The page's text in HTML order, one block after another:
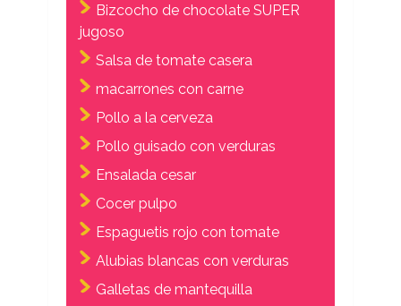
Bizcocho de chocolate SUPER
jugoso
Salsa de tomate casera
macarrones con carne
Pollo a la cerveza
Pollo guisado con verduras
Ensalada cesar
Cocer pulpo
Espaguetis rojo con tomate
Alubias blancas con verduras
Galletas de mantequilla